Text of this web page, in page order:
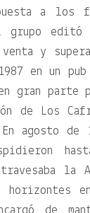
a
editó
y
en un
gran parte
de Los
agosto
la
horizontes